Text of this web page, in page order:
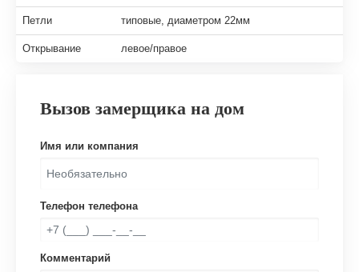
Петли типовые, диаметром 22мм
Открывание левое/правое
Вызов замерщика на дом
Имя или компания
Телефон телефона
Комментарий